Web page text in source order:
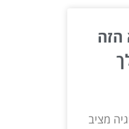
הזה
מציב